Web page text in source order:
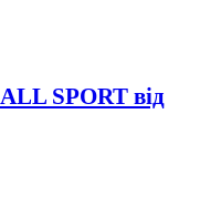
SPORT від